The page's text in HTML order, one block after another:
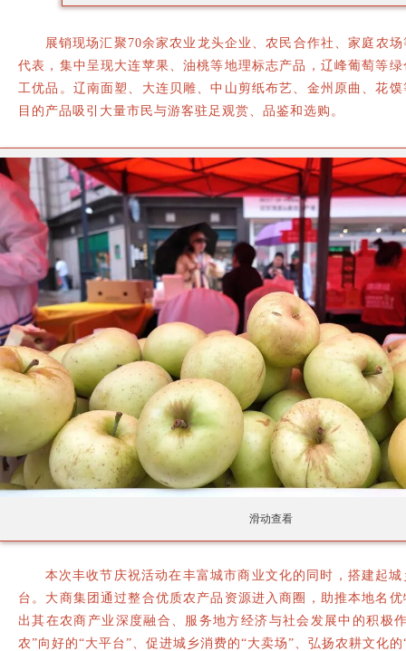
展销现场汇聚70余家农业龙头企业、农民合作社、家庭农
代表，集中呈现大连苹果、油桃等地理标志产品，辽峰葡萄等
工优品。辽南面塑、大连贝雕、中山剪纸布艺、金州原曲、花
目的产品吸引大量市民与游客驻足观赏、品鉴和选购。
滑动查看
本次丰收节庆祝活动在丰富城市商业文化的同时，搭建起
台。大商集团通过整合优质农产品资源进入商圈，助推本地名
出其在农商产业深度融合、服务地方经济与社会发展中的积极
农”向好的“大平台”、促进城乡消费的“大卖场”、弘扬农耕文化